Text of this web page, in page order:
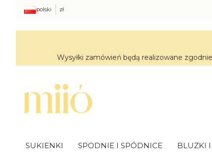
polski zł
Wysyłki zamówień będą realizowane
SUKIENKI SPODNIE I SPÓDNICE BLUZKI